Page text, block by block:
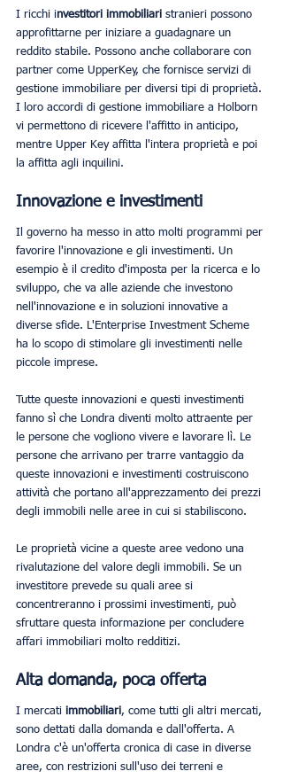
I ricchi investitori immobiliari stranieri possono
approfittarne per iniziare a guadagnare un
reddito stabile. Possono anche collaborare con
partner come UpperKey, che fornisce servizi di
gestione immobiliare per diversi tipi di proprietà.
I loro accordi di gestione immobiliare a Holborn
vi permettono di ricevere l'affitto in anticipo,
mentre Upper Key affitta l'intera proprietà e poi
la affitta agli inquilini.
Innovazione e investimenti
Il governo ha messo in atto molti programmi per
favorire l'innovazione e gli investimenti. Un
esempio è il credito d'imposta per la ricerca e lo
sviluppo, che va alle aziende che investono
nell'innovazione e in soluzioni innovative a
diverse sfide. L'Enterprise Investment Scheme
ha lo scopo di stimolare gli investimenti nelle
piccole imprese.
Tutte queste innovazioni e questi investimenti
fanno sì che Londra diventi molto attraente per
le persone che vogliono vivere e lavorare lì. Le
persone che arrivano per trarre vantaggio da
queste innovazioni e investimenti costruiscono
attività che portano all'apprezzamento dei prezzi
degli immobili nelle aree in cui si stabiliscono.
Le proprietà vicine a queste aree vedono una
rivalutazione del valore degli immobili. Se un
investitore prevede su quali aree si
concentreranno i prossimi investimenti, può
sfruttare questa informazione per concludere
affari immobiliari molto redditizi.
Alta domanda, poca offerta
I mercati immobiliari, come tutti gli altri mercati,
sono dettati dalla domanda e dall'offerta. A
Londra c'è un'offerta cronica di case in diverse
aree, con restrizioni sull'uso dei terreni e